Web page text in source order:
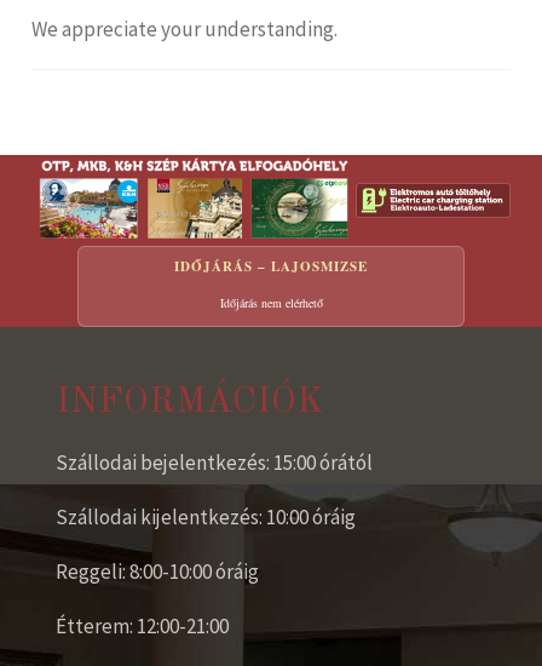
We appreciate your understanding.
IDŐJÁRÁS – LAJOSMIZSE
Időjárás nem elérhető
INFORMÁCIÓK
Szállodai bejelentkezés: 15:00 órától
Szállodai kijelentkezés: 10:00 óráig
Reggeli: 8:00-10:00 óráig
Étterem: 12:00-21:00